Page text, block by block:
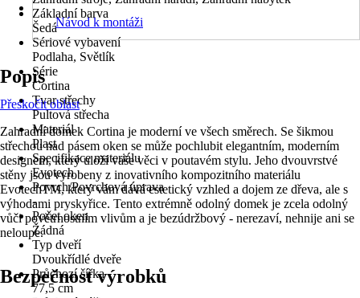
Základní barva
Šedá
Sériové vybavení
Podlaha, Světlík
Série
Cortina
Tvar střechy
Pultová střecha
Materiál
Plast
Specifikace materiálu
Evotech
Povrch/Povrchová úprava
-
Počet oken
Žádná
Typ dveří
Dvoukřídlé dveře
Průchozí šířka
77,5 cm
Návod k montáži
Popis
Přeskočit oblast
Zahradní domek Cortina je moderní ve všech směrech. Se šikmou
střechou nad pásem oken se může pochlubit elegantním, moderním
designem, který uloží vaše věci v poutavém stylu. Jeho dvouvrstvé
stěny jsou vyrobeny z inovativního kompozitního materiálu
EvotechTM, který vám dává estetický vzhled a dojem ze dřeva, ale s
výhodami pryskyřice. Tento extrémně odolný domek je zcela odolný
vůči povětrnostním vlivům a je bezúdržbový - nerezaví, nehnije ani se
neloupe.
Bezpečnost výrobků